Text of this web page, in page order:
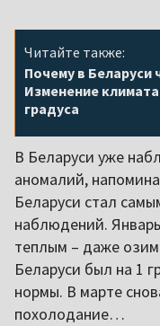
Читайте также:
Почему в Беларуси
Изменение
градуса
В Беларуси уже
аномалий,
Беларуси стал
наблюдений.
теплым – даже
Беларуси был на 1
нормы. В марте
похолодание…